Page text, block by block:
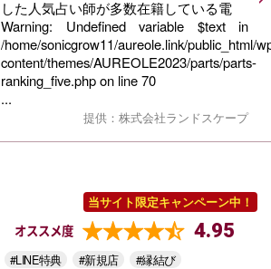
した人気占い師が多数在籍している電
Warning: Undefined variable $text in
/home/sonicgrow11/aureole.link/public_html/
content/themes/AUREOLE2023/parts/parts-
ranking_five.phpon line70
...
提供：株式会社ランドスケープ
当サイト限定キャンペーン中！
オススメ度 4.95
#LINE特典 #新規店 #縁結び